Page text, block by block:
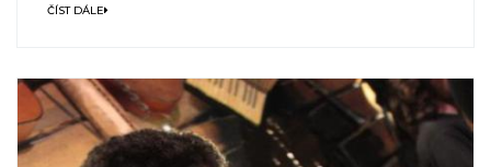
ČÍST DÁLE